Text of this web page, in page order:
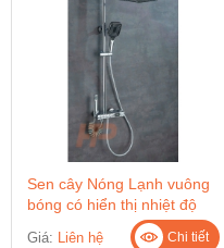
Sen cây Nóng Lạnh vuông
bóng có hiển thị nhiệt độ
Giá: Liên hệ Chi tiết